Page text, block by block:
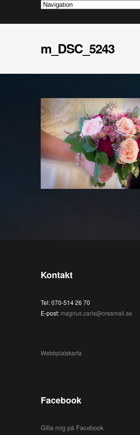
m_DSC_5243
Kontakt
Tel: 070-514 26 70
E-post: magnus.caris@orsamail.se
Webbplatskarta
Facebook
Gilla mig på Facebook